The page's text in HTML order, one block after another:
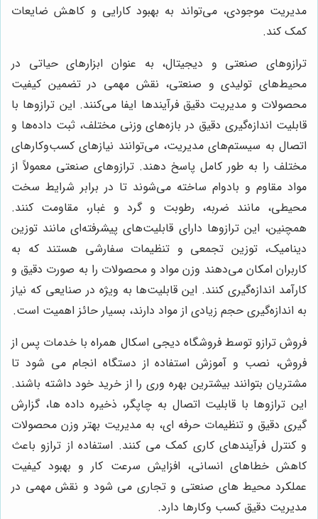
مدیریت موجودی، می‌تواند به بهبود کارایی و کاهش ضایعات
کمک کند.
ترازوهای صنعتی و دیجیتال، به عنوان ابزارهای حیاتی در
محیط‌های تولیدی و صنعتی، نقش مهمی در تضمین کیفیت
محصولات و مدیریت دقیق فرآیندها ایفا می‌کنند. این ترازوها با
قابلیت اندازه‌گیری دقیق در بازه‌های وزنی مختلف، ثبت داده‌ها و
اتصال به سیستم‌های مدیریت، می‌توانند نیازهای کسب‌وکارهای
مختلف را به طور کامل پاسخ دهند. ترازوهای صنعتی معمولاً از
مواد مقاوم و بادوام ساخته می‌شوند تا در برابر شرایط سخت
محیطی، مانند ضربه، رطوبت و گرد و غبار، مقاومت کنند.
همچنین، این ترازوها دارای قابلیت‌های پیشرفته‌ای مانند توزین
دینامیک، توزین تجمعی و تنظیمات سفارشی هستند که به
کاربران امکان می‌دهند وزن مواد و محصولات را به صورت دقیق و
کارآمد اندازه‌گیری کنند. این قابلیت‌ها به ویژه در صنایعی که نیاز
به اندازه‌گیری حجم زیادی از مواد دارند، بسیار حائز اهمیت است.
فروش ترازو توسط فروشگاه دیجی اسکال همراه با خدمات پس از
فروش، نصب و آموزش استفاده از دستگاه انجام می شود تا
مشتریان بتوانند بیشترین بهره وری را از خرید خود داشته باشند.
این ترازوها با قابلیت اتصال به چاپگر، ذخیره داده ها، گزارش
گیری دقیق و تنظیمات حرفه ای، به مدیریت بهتر وزن محصولات
و کنترل فرآیندهای کاری کمک می کنند. استفاده از ترازو باعث
کاهش خطاهای انسانی، افزایش سرعت کار و بهبود کیفیت
عملکرد محیط های صنعتی و تجاری می شود و نقش مهمی در
مدیریت دقیق کسب وکارها دارد.